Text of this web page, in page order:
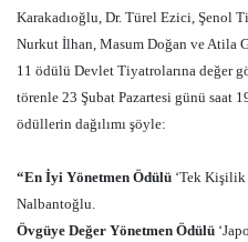
Karakadıoğlu, Dr. Türel Ezici, Şenol
Nurkut İlhan, Masum Doğan ve Atila
11 ödülü Devlet Tiyatrolarına değer
törenle 23 Şubat Pazartesi günü saat
ödüllerin dağılımı şöyle:
“En İyi Yönetmen Ödülü ‘Tek Kişilik
Nalbantoğlu.
Övgüye Değer Yönetmen Ödülü